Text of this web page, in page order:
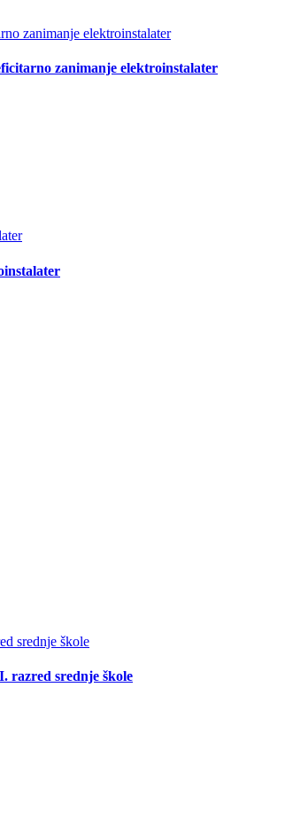
zanimanje elektroinstalater
zanimanje elektroinstalater
srednje škole
razred srednje škole